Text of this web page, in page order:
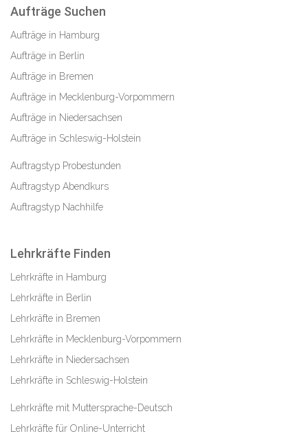
Aufträge Suchen
Aufträge in Hamburg
Aufträge in Berlin
Aufträge in Bremen
Aufträge in Mecklenburg-Vorpommern
Aufträge in Niedersachsen
Aufträge in Schleswig-Holstein
Auftragstyp Probestunden
Auftragstyp Abendkurs
Auftragstyp Nachhilfe
Lehrkräfte Finden
Lehrkräfte in Hamburg
Lehrkräfte in Berlin
Lehrkräfte in Bremen
Lehrkräfte in Mecklenburg-Vorpommern
Lehrkräfte in Niedersachsen
Lehrkräfte in Schleswig-Holstein
Lehrkräfte mit Muttersprache-Deutsch
Lehrkräfte für Online-Unterricht